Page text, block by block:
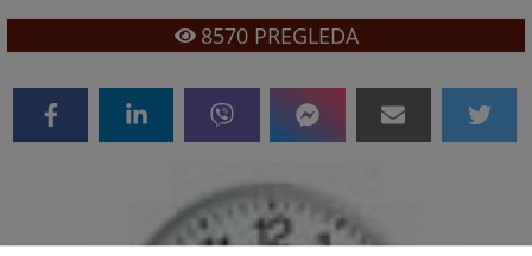
8570PREGLEDA